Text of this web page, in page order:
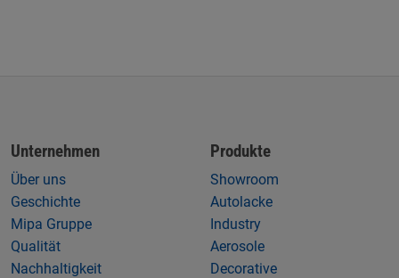
Unternehmen
Über uns
Geschichte
Mipa Gruppe
Qualität
Nachhaltigkeit
Produkte
Showroom
Autolacke
Industry
Aerosole
Decorative